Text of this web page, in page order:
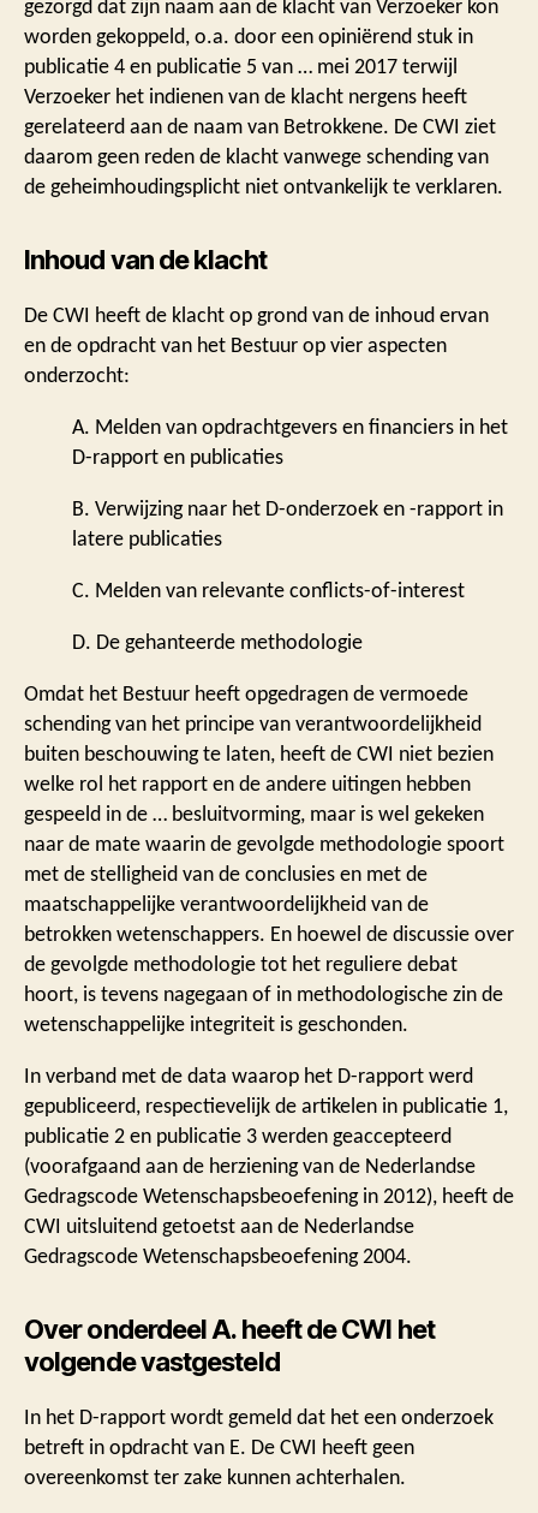
gezorgd dat zijn naam aan de klacht van Verzoeker kon
worden gekoppeld, o.a. door een opiniërend stuk in
publicatie 4 en publicatie 5 van … mei 2017 terwijl
Verzoeker het indienen van de klacht nergens heeft
gerelateerd aan de naam van Betrokkene. De CWI ziet
daarom geen reden de klacht vanwege schending van
de geheimhoudingsplicht niet ontvankelijk te verklaren.
Inhoud van de klacht
De CWI heeft de klacht op grond van de inhoud ervan
en de opdracht van het Bestuur op vier aspecten
onderzocht:
A. Melden van opdrachtgevers en financiers in het
D-rapport en publicaties
B. Verwijzing naar het D-onderzoek en -rapport in
latere publicaties
C. Melden van relevante conflicts-of-interest
D. De gehanteerde methodologie
Omdat het Bestuur heeft opgedragen de vermoede
schending van het principe van verantwoordelijkheid
buiten beschouwing te laten, heeft de CWI niet bezien
welke rol het rapport en de andere uitingen hebben
gespeeld in de … besluitvorming, maar is wel gekeken
naar de mate waarin de gevolgde methodologie spoort
met de stelligheid van de conclusies en met de
maatschappelijke verantwoordelijkheid van de
betrokken wetenschappers. En hoewel de discussie over
de gevolgde methodologie tot het reguliere debat
hoort, is tevens nagegaan of in methodologische zin de
wetenschappelijke integriteit is geschonden.
In verband met de data waarop het D-rapport werd
gepubliceerd, respectievelijk de artikelen in publicatie 1,
publicatie 2 en publicatie 3 werden geaccepteerd
(voorafgaand aan de herziening van de Nederlandse
Gedragscode Wetenschapsbeoefening in 2012), heeft de
CWI uitsluitend getoetst aan de Nederlandse
Gedragscode Wetenschapsbeoefening 2004.
Over onderdeel A. heeft de CWI het
volgende vastgesteld
In het D-rapport wordt gemeld dat het een onderzoek
betreft in opdracht van E. De CWI heeft geen
overeenkomst ter zake kunnen achterhalen.